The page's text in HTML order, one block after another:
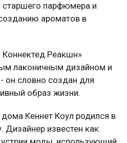
парфюмера и
ароматов в
Коннектед Реакшн»
лаконичным дизайном и
он словно создан для
образ жизни.
Кеннет Коул родился в
Дизайнер известен как